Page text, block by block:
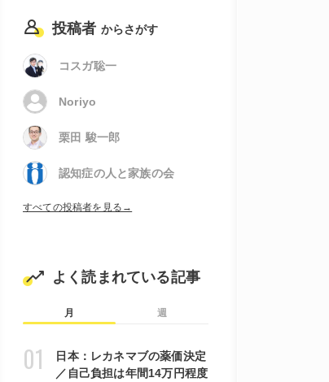
投稿者 からさがす
コスガ聡一
Noriyo
栗田 駿一郎
認知症の人と家族の会
すべての投稿者を見る→
よく読まれている記事
月 週
日本：レカネマブの薬価決定
／自己負担は年間14万円程度